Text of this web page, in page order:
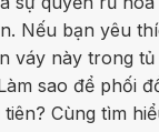
Nếu bạn yêu
váy này trong
sao để phối
Cùng tìm